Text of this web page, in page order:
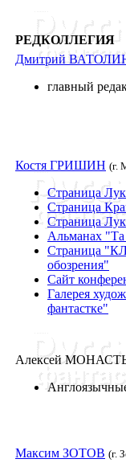
РЕДКОЛЛЕГИЯ
Дмитрий
главный
Костя ГРИШИН (г.
Страница
Страница
Страница
Альманах "Та
Страница
обозрения"
Сайт
Галерея
фантастке"
Алексей
Максим ЗОТОВ (г.